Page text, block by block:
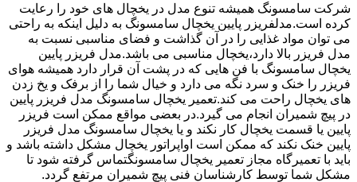
شرکت سامسونگ همیشه تنوع مدل در یخچال های خود را رعایت
کرده است.مدلفریزر پایین یخچال سامسونگ به دلیل اینکه به راحتی
می توان مواد غذایی را در آن گذاشت و فضای مناسبی نسبت به
مدل فریزر بالا دارد،یخچال مناسبی می باشد.مدل فریزر پایین
یخچال سامسونگ با فن هایی که در پشت آن قرار دارد همیشه هوای
فریزر را خنک و سرد نگه می دارد و خیال شما را از برفک و یخ زدن
های یخچال راحت می کند.تعمیر یخچال سامسونگ مدل فریزر پایین
در پیچ شمیران انجام می گیرد.در بعضی مواقع ممکن است فریزر
پایین یا قسمت یخچال کار نکند و یا یخچال سامسونگ مدل فریزر
پایین خنک نکند که ممکن است اواپراتور یخچال مشکل داشته باشد و
باید با تعمیرگاه مجاز تعمیر یخچال سامسونگتماس گرفته شود تا
مشکل شما توسط کارشناسان فنی پیچ شمیران مرتفع گردد.